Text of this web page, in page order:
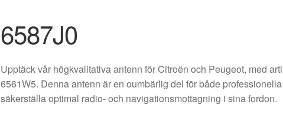
6587J0
Upptäck vår högkvalitativa antenn för Citroën och Peugeot, med
6561W5. Denna antenn är en oumbärlig del för både
säkerställa optimal radio- och navigationsmottagning i sina fordon.